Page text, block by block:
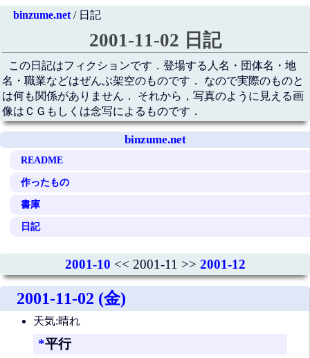
binzume.net/ 日記
2001-11-02 日記
この日記はフィクションです．登場する人名・団体名・地
名・職業などはぜんぶ架空のものです． なので実際のものと
は何も関係がありません． それから，写真のように見える画
像はＣＧもしくは念写によるものです．
binzume.net
README
作ったもの
書庫
日記
2001-10 << 2001-11 >> 2001-12
2001-11-02 (金)
天気:晴れ
*平行